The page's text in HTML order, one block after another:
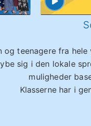
og teenagere fra
sig i den lokale
muligheder
Klasserne har i